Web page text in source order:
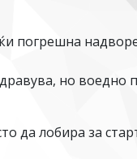
погрешна
но воедно
да лобира за